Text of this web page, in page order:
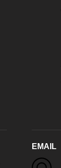
EMAIL